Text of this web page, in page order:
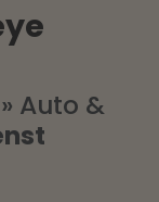
» Auto &